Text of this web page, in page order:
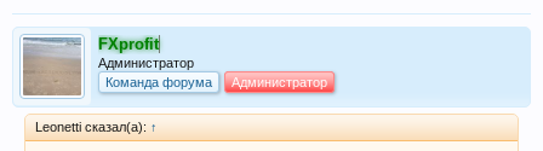
FXprofit
Администратор
Команда форума
Администратор
Leonetti сказал(а): ↑